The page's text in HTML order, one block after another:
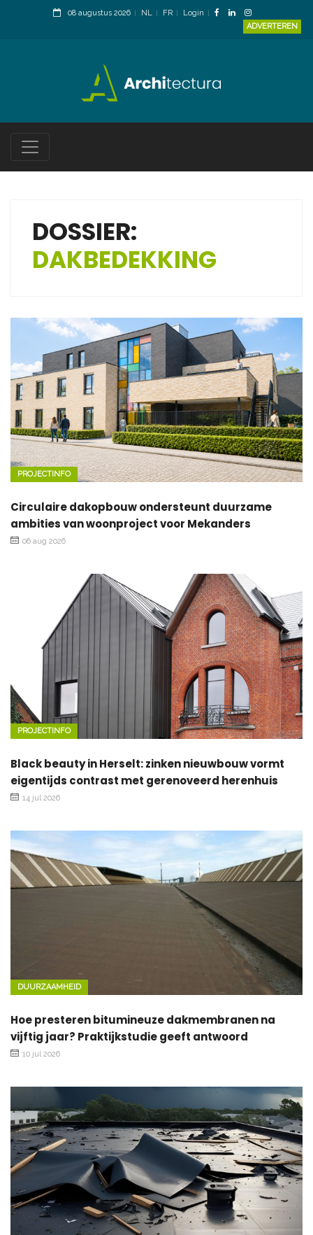
08 augustus 2026 NL FR
Login
ADVERTEREN
DOSSIER:
DAKBEDEKKING
PROJECTINFO
Circulaire dakopbouw ondersteunt duurzame
ambities van woonproject voor Mekanders
06 aug 2026
PROJECTINFO
Black beauty in Herselt: zinken nieuwbouw vormt
eigentijds contrast met gerenoveerd herenhuis
14 jul 2026
DUURZAAMHEID
Hoe presteren bitumineuze dakmembranen na
vijftig jaar? Praktijkstudie geeft antwoord
10 jul 2026